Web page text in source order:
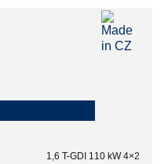
1,6 T-GDI 110 kW 4×2